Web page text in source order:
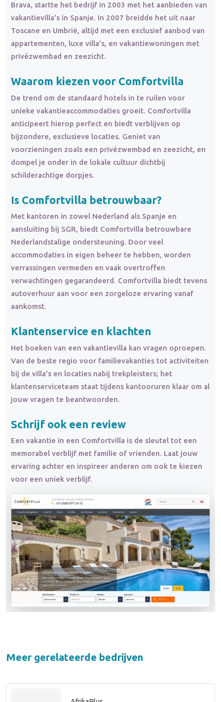
Brava, startte het bedrijf in 2003 met het aanbieden van
vakantievilla's in Spanje. In 2007 breidde het uit naar
Toscane en Umbrië, altijd met een exclusief aanbod van
appartementen, luxe villa's, en vakantiewoningen met
privézwembad en zeezicht.
Waarom kiezen voor Comfortvilla
De trend om de standaard hotels in te ruilen voor
unieke vakantieaccommodaties groeit. Comfortvilla
anticipeert hierop perfect en biedt verblijven op
bijzondere, exclusieve locaties. Geniet van
voorzieningen zoals een privézwembad en zeezicht, en
dompel je onder in de lokale cultuur dichtbij
schilderachtige dorpjes.
Is Comfortvilla betrouwbaar?
Met kantoren in zowel Nederland als Spanje en
aansluiting bij SGR, biedt Comfortvilla betrouwbare
Nederlandstalige ondersteuning. Door veel
accommodaties in eigen beheer te hebben, worden
verrassingen vermeden en vaak overtroffen
verwachtingen gegarandeerd. Comfortvilla biedt tevens
autoverhuur aan voor een zorgeloze ervaring vanaf
aankomst.
Klantenservice en klachten
Het boeken van een vakantievilla kan vragen oproepen.
Van de beste regio voor familievakanties tot activiteiten
bij de villa's en locaties nabij trekpleisters; het
klantenserviceteam staat tijdens kantooruren klaar om al
jouw vragen te beantwoorden.
Schrijf ook een review
Een vakantie in een Comfortvilla is de sleutel tot een
memorabel verblijf met familie of vrienden. Laat jouw
ervaring achter en inspireer anderen om ook te kiezen
voor een uniek verblijf.
Meer gerelateerde bedrijven